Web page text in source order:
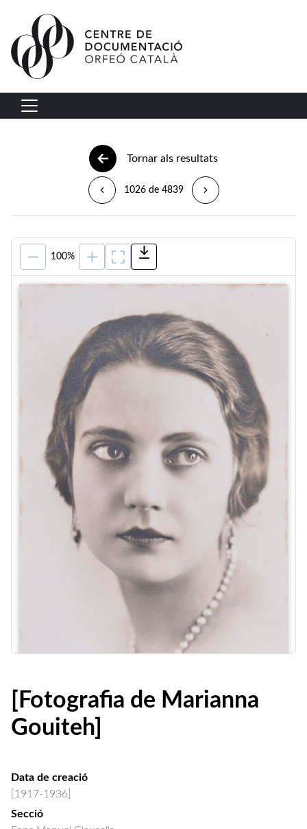
Vés al contingut
Navegació principal
Tornar als resultats
1026 de 4839
100%
[Fotografia de Marianna
Gouiteh]
Data de creació
[1917-1936]
Secció